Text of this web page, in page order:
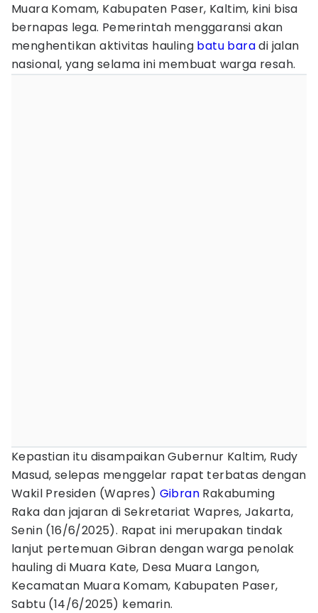
Muara Komam, Kabupaten Paser, Kaltim, kini bisa
bernapas lega. Pemerintah menggaransi akan
menghentikan aktivitas hauling batu baradi jalan
nasional, yang selama ini membuat warga resah.
Kepastian itu disampaikan Gubernur Kaltim, Rudy
Masud, selepas menggelar rapat terbatas dengan
Wakil Presiden (Wapres) Gibran Rakabuming
Raka dan jajaran di Sekretariat Wapres, Jakarta,
Senin (16/6/2025). Rapat ini merupakan tindak
lanjut pertemuan Gibran dengan warga penolak
hauling di Muara Kate, Desa Muara Langon,
Kecamatan Muara Komam, Kabupaten Paser,
Sabtu (14/6/2025) kemarin.